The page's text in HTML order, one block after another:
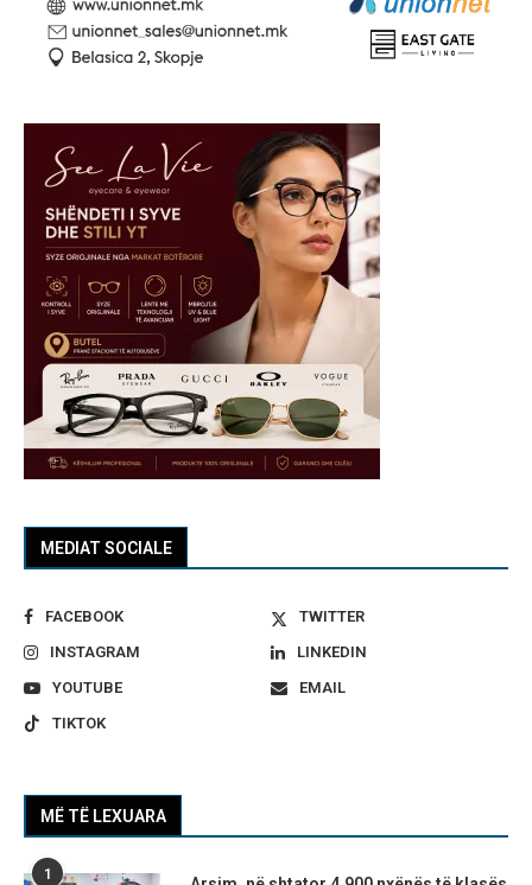
MEDIAT SOCIALE
FACEBOOK
TWITTER
INSTAGRAM
LINKEDIN
YOUTUBE
EMAIL
TIKTOK
MË TË LEXUARA
1